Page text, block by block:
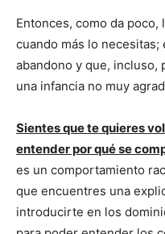
Entonces, como da poco,
cuando más lo
abandono y que, incluso,
una infancia no muy
Sientes que te quieres
entender por qué se
es un comportamiento
que encuentres una
introducirte en los